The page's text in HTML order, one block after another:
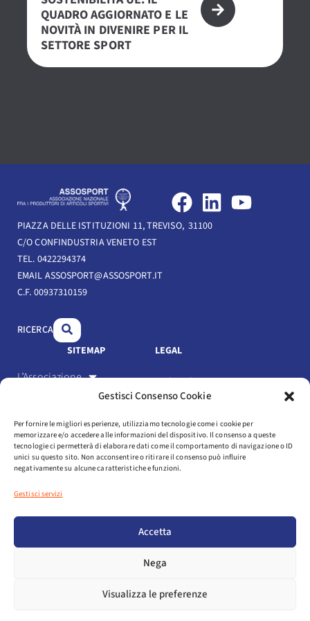
Gestisci Consenso Cookie
Per fornire le migliori esperienze, utilizziamo tecnologie come i cookie per
memorizzare e/o accedere alle informazioni del dispositivo. Il consenso a queste
tecnologie ci permetterà di elaborare dati come il comportamento di navigazione o ID
unici su questo sito. Non acconsentire o ritirare il consenso può influire
negativamente su alcune caratteristiche e funzioni.
Gestisci servizi
Accetta
Nega
Visualizza le preferenze
QUADRO AGGIORNATO E LE
NOVITÀ IN DIVENIRE PER IL
SETTORE SPORT
F
a
c
L
i
Y
o
PIAZZA DELLE ISTITUZIONI 11, TREVISO, 31100
C/O CONFINDUSTRIA VENETO EST
TEL. 0422294374
EMAIL ASSOSPORT@ASSOSPORT.IT
C.F. 00937310159
RICERCA
SITEMAP
L’Associazione
Il settore
Servizi
LEGAL
Link Utili
Cookie Policy
NEWSLETTER
AREA ASSOCIATI
COPYRIGHT © 2025 ASSOSPORT. ALL RIGHTS RESERVED